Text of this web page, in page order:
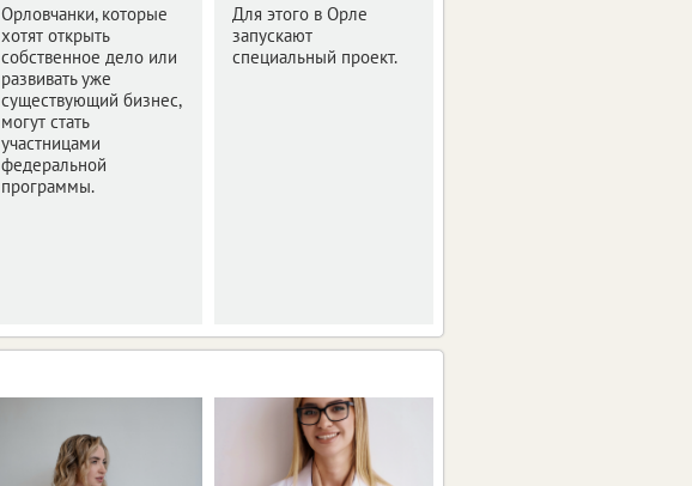
Орловчанки, которые
хотят открыть
собственное дело или
развивать уже
существующий бизнес,
могут стать
участницами
федеральной
программы.
Для этого в Орле
запускают
специальный проект.